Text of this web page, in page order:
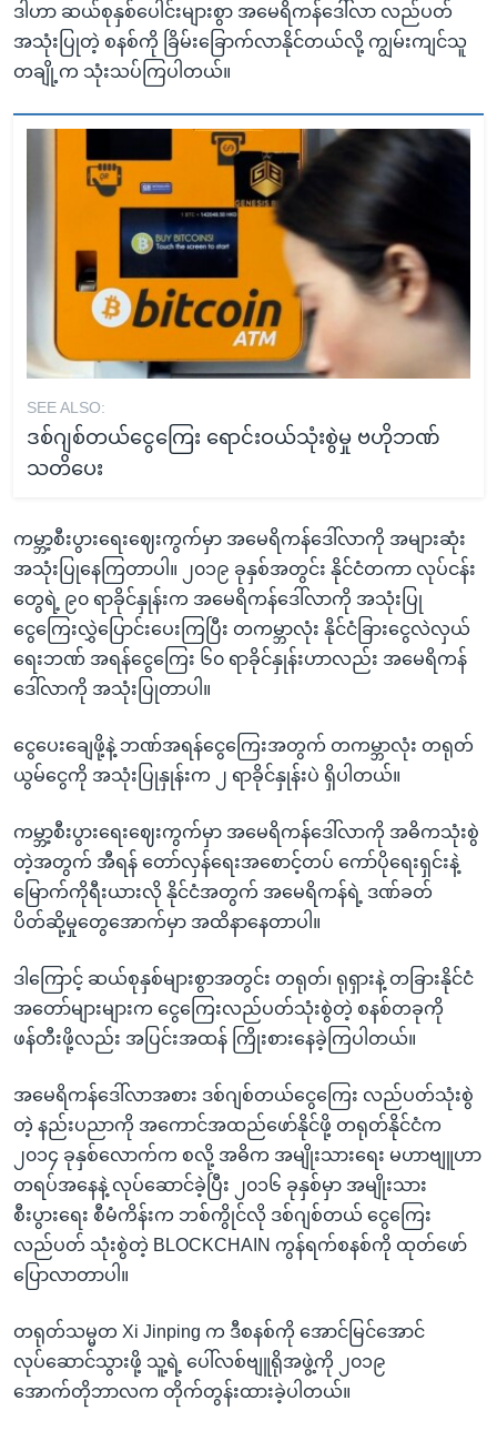
ဒါဟာ ဆယ်စုနှစ်ပေါင်းများစွာ အမေရိကန်ဒေါ်လာ လည်ပတ်
အသုံးပြုတဲ့ စနစ်ကို ခြိမ်းခြောက်လာနိုင်တယ်လို့ ကျွမ်းကျင်သူ
တချို့က သုံးသပ်ကြပါတယ်။
SEE ALSO:
ဒစ်ဂျစ်တယ်ငွေကြေး ရောင်းဝယ်သုံးစွဲမှု ဗဟိုဘဏ်
သတိပေး
ကမ္ဘာ့စီးပွားရေးဈေးကွက်မှာ အမေရိကန်ဒေါ်လာကို အများဆုံး
အသုံးပြုနေကြတာပါ။ ၂၀၁၉ ခုနှစ်အတွင်း နိုင်ငံတကာ လုပ်ငန်း
တွေရဲ့ ၉၀ ရာခိုင်နှုန်းက အမေရိကန်ဒေါ်လာကို အသုံးပြု
ငွေကြေးလွှဲပြောင်းပေးကြပြီး တကမ္ဘာလုံး နိုင်ငံခြားငွေလဲလှယ်
ရေးဘဏ် အရန်ငွေကြေး ၆၀ ရာခိုင်နှုန်းဟာလည်း အမေရိကန်
ဒေါ်လာကို အသုံးပြုတာပါ။
ငွေပေးချေဖို့နဲ့ ဘဏ်အရန်ငွေကြေးအတွက် တကမ္ဘာလုံး တရုတ်
ယွမ်ငွေကို အသုံးပြုနှုန်းက ၂ ရာခိုင်နှုန်းပဲ ရှိပါတယ်။
ကမ္ဘာ့စီးပွားရေးဈေးကွက်မှာ အမေရိကန်ဒေါ်လာကို အဓိကသုံးစွဲ
တဲ့အတွက် အီရန် တော်လှန်ရေးအစောင့်တပ် ကော်ပိုရေးရှင်းနဲ့
မြောက်ကိုရီးယားလို နိုင်ငံအတွက် အမေရိကန်ရဲ့ ဒဏ်ခတ်
ပိတ်ဆို့မှုတွေအောက်မှာ အထိနာနေတာပါ။
ဒါကြောင့် ဆယ်စုနှစ်များစွာအတွင်း တရုတ်၊ ရုရှားနဲ့ တခြားနိုင်ငံ
အတော်များများက ငွေကြေးလည်ပတ်သုံးစွဲတဲ့ စနစ်တခုကို
ဖန်တီးဖို့လည်း အပြင်းအထန် ကြိုးစားနေခဲ့ကြပါတယ်။
အမေရိကန်ဒေါ်လာအစား ဒစ်ဂျစ်တယ်ငွေကြေး လည်ပတ်သုံးစွဲ
တဲ့ နည်းပညာကို အကောင်အထည်ဖော်နိုင်ဖို့ တရုတ်နိုင်ငံက
၂၀၁၄ ခုနှစ်လောက်က စလို့ အဓိက အမျိုးသားရေး မဟာဗျူဟာ
တရပ်အနေနဲ့ လုပ်ဆောင်ခဲ့ပြီး ၂၀၁၆ ခုနှစ်မှာ အမျိုးသား
စီးပွားရေး စီမံကိန်းက ဘစ်ကွိုင်လို ဒစ်ဂျစ်တယ် ငွေကြေး
လည်ပတ် သုံးစွဲတဲ့ BLOCKCHAIN ကွန်ရက်စနစ်ကို ထုတ်ဖော်
ပြောလာတာပါ။
တရုတ်သမ္မတ Xi Jinping က ဒီစနစ်ကို အောင်မြင်အောင်
လုပ်ဆောင်သွားဖို့ သူ့ရဲ့ ပေါ်လစ်ဗျူရိုအဖွဲ့ကို ၂၀၁၉
အောက်တိုဘာလက တိုက်တွန်းထားခဲ့ပါတယ်။